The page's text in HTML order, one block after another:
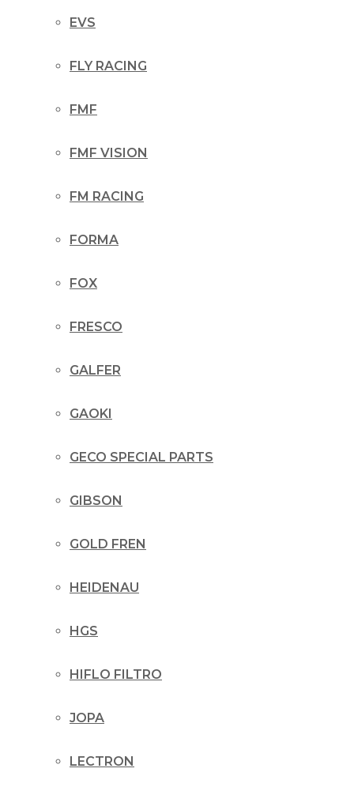
EVS
FLY RACING
FMF
FMF VISION
FM RACING
FORMA
FOX
FRESCO
GALFER
GAOKI
GECO SPECIAL PARTS
GIBSON
GOLD FREN
HEIDENAU
HGS
HIFLO FILTRO
JOPA
LECTRON